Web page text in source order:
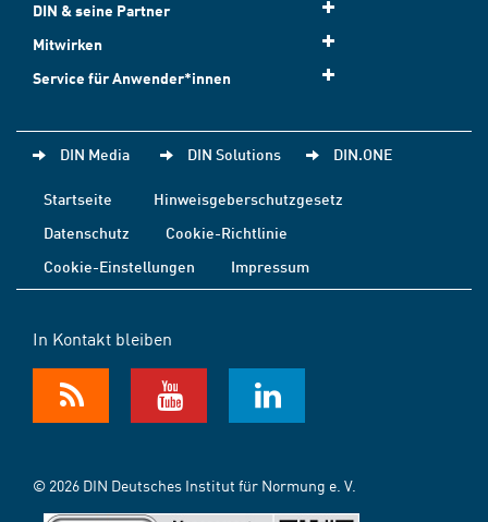
DIN & seine Partner
Mitwirken
Service für Anwender*innen
DIN Media DIN Solutions DIN.ONE
Startseite
Hinweisgeberschutzgesetz
Datenschutz
Cookie-Richtlinie
Cookie-Einstellungen
Impressum
In Kontakt bleiben
© 2026 DIN Deutsches Institut für Normung e. V.